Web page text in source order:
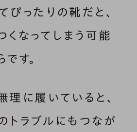
ぴったりの靴だと、
くなってしまう可能
す。
理に履いていると、
トラブルにもつなが